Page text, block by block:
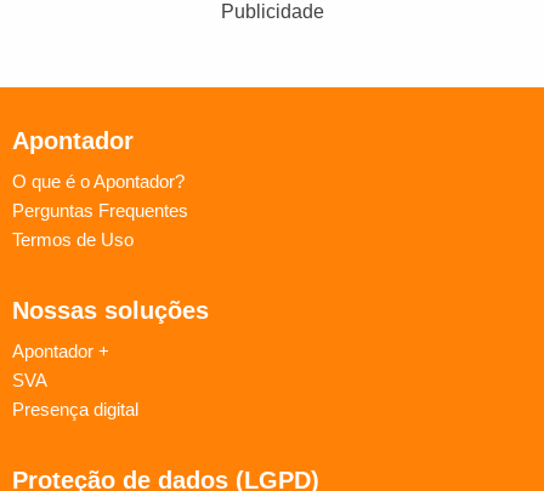
Publicidade
Apontador
O que é o Apontador?
Perguntas Frequentes
Termos de Uso
Nossas soluções
Apontador +
SVA
Presença digital
Proteção de dados (LGPD)